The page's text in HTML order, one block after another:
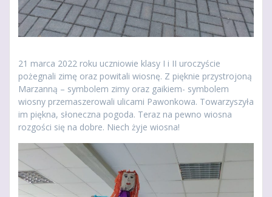
21 marca 2022 roku uczniowie klasy I i II uroczyście
pożegnali zimę oraz powitali wiosnę. Z pięknie przystrojoną
Marzanną – symbolem zimy oraz gaikiem- symbolem
wiosny przemaszerowali ulicami Pawonkowa. Towarzyszyła
im piękna, słoneczna pogoda. Teraz na pewno wiosna
rozgości się na dobre. Niech żyje wiosna!